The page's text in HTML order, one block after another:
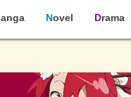
Manga Novel Drama